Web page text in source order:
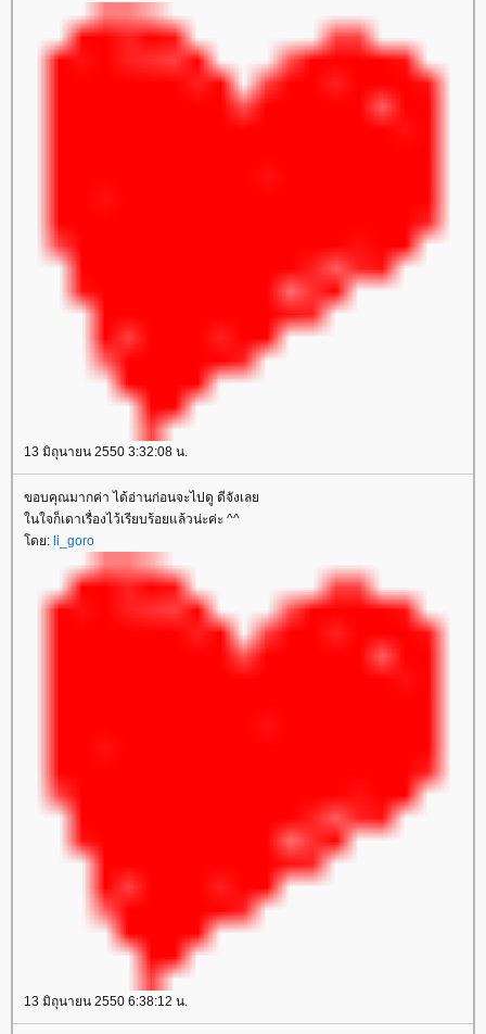
13 มิถุนายน 2550 3:32:08 น.
ขอบคุณมากค่า ได้อ่านก่อนจะไปดู ดีจังเล
นใจก็เดาเรื่องไว้เรียบร้อยแล้วน่ะค่ะ ^^
ดย: li_goro
13 มิถุนายน 2550 6:38:12 น.